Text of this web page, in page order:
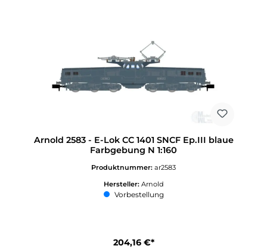
Arnold 2583 - E-Lok CC 1401 SNCF Ep.III blaue
Farbgebung N 1:160
Produktnummer: ar2583
Hersteller: Arnold
Vorbestellung
204,16 €*